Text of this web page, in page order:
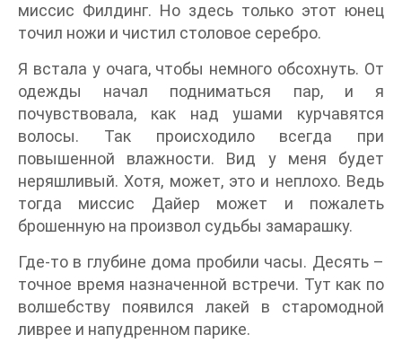
миссис Филдинг. Но здесь только этот юнец
точил ножи и чистил столовое серебро.
Я встала у очага, чтобы немного обсохнуть. От
одежды начал подниматься пар, и я
почувствовала, как над ушами курчавятся
волосы. Так происходило всегда при
повышенной влажности. Вид у меня будет
неряшливый. Хотя, может, это и неплохо. Ведь
тогда миссис Дайер может и пожалеть
брошенную на произвол судьбы замарашку.
Где‑то в глубине дома пробили часы. Десять –
точное время назначенной встречи. Тут как по
волшебству появился лакей в старомодной
ливрее и напудренном парике.